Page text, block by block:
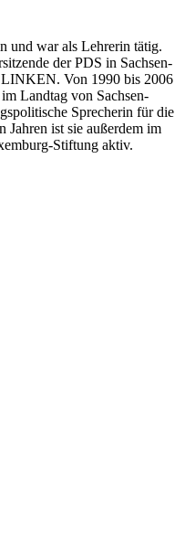
und war als Lehrerin tätig.
der PDS in Sachsen-
LINKEN. Von 1990 bis 2006
Landtag von Sachsen-
Sprecherin für die
Jahren ist sie außerdem im
Stiftung aktiv.